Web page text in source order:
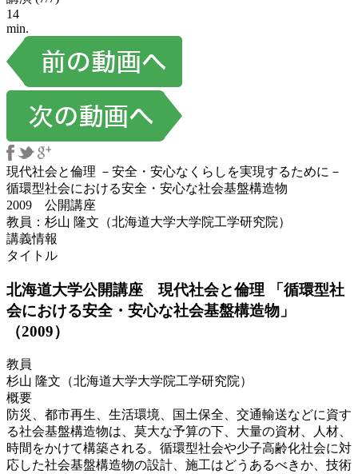
14
min.
現代社会と倫理 －安全・安心なくらしを実現するために－
循環型社会における安全・安心な社会基盤構造物
2009 公開講座
教員：杉山 隆文（北海道大学大学院工学研究院）
講義情報
タイトル
北海道大学公開講座 現代社会と倫理 「循環型社
会における安全・安心な社会基盤構造物」
（2009）
教員
杉山 隆文（北海道大学大学院工学研究院）
概要
防災、都市再生、生活環境、国土保全、交通輸送などに資す
る社会基盤構造物は、莫大な予算の下、大量の資材、人材、
時間をかけて構築される。循環型社会や少子高齢化社会に対
応した社会基盤構造物の設計、施工はどうあるべきか、技術